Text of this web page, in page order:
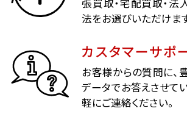
張買取・宅配買取・法
法をお選びいただけます
カスタマーサポ
お客様からの質問に、
データでお答えさせて
軽にご連絡ください。